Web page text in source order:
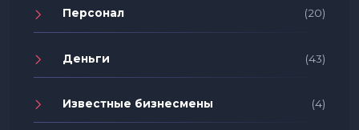
Персонал (20)
Деньги (43)
Известные бизнесмены (4)